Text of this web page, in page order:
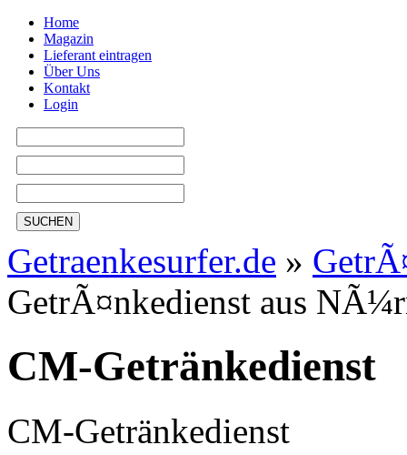
Home
Magazin
Lieferant eintragen
Über Uns
Kontakt
Login
SUCHEN
Getraenkesurfer.de »
GetrÃ¤nkedienst aus
CM-Getränkedienst
CM-Getränkedienst